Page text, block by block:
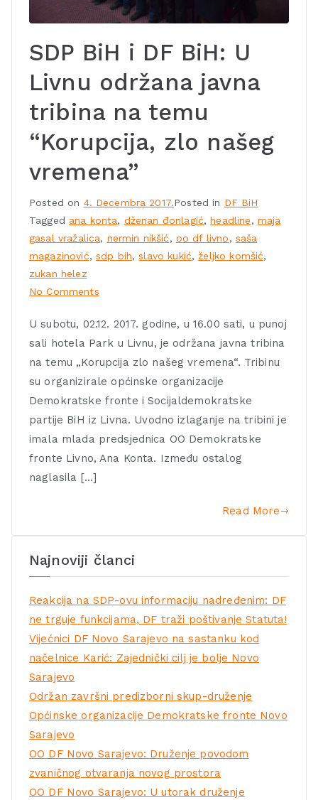
SDP BiH i DF BiH: U
Livnu održana javna
tribina na temu
“Korupcija, zlo našeg
vremena”
Posted on 4. Decembra 2017.Posted in DF BiH
Tagged ana konta, dženan đonlagić,headline, maja
gasal vražalica, nermin nikšić, oo df livno, saša
magazinović, sdp bih,slavo kukić,željko komšić,
zukan helez
No Comments
U subotu, 02.12. 2017. godine, u 16.00 sati, u punoj
sali hotela Park u Livnu, je održana javna tribina
na temu „Korupcija zlo našeg vremena“. Tribinu
su organizirale općinske organizacije
Demokratske fronte i Socijaldemokratske
partije BiH iz Livna. Uvodno izlaganje na tribini je
imala mlada predsjednica OO Demokratske
fronte Livno, Ana Konta. Između ostalog
naglasila […]
Read More
Najnoviji članci
Reakcija na SDP-ovu informaciju nadređenim: DF
ne trguje funkcijama, DF traži poštivanje Statuta!
Vijećnici DF Novo Sarajevo na sastanku kod
načelnice Karić: Zajednički cilj je bolje Novo
Sarajevo
Održan završni predizborni skup-druženje
Općinske organizacije Demokratske fronte Novo
Sarajevo
OO DF Novo Sarajevo: Druženje povodom
zvaničnog otvaranja novog prostora
OO DF Novo Sarajevo: U utorak druženje